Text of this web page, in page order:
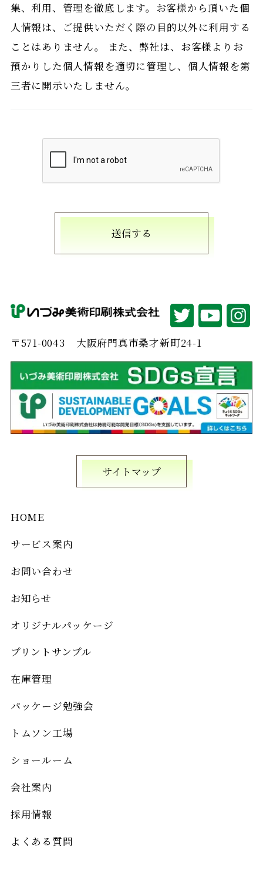
集、利用、管理を徹底します。お客様から頂いた個
人情報は、ご提供いただく際の目的以外に利用する
ことはありません。 また、弊社は、お客様よりお
預かりした個人情報を適切に管理し、個人情報を第
三者に開示いたしません。
送信する
〒571-0043 大阪府門真市桑才新町24-1
HOME
サービス案内
お問い合わせ
お知らせ
オリジナルパッケージ
プリントサンプル
在庫管理
パッケージ勉強会
トムソン工場
ショールーム
会社案内
採用情報
よくある質問
サイトマップ